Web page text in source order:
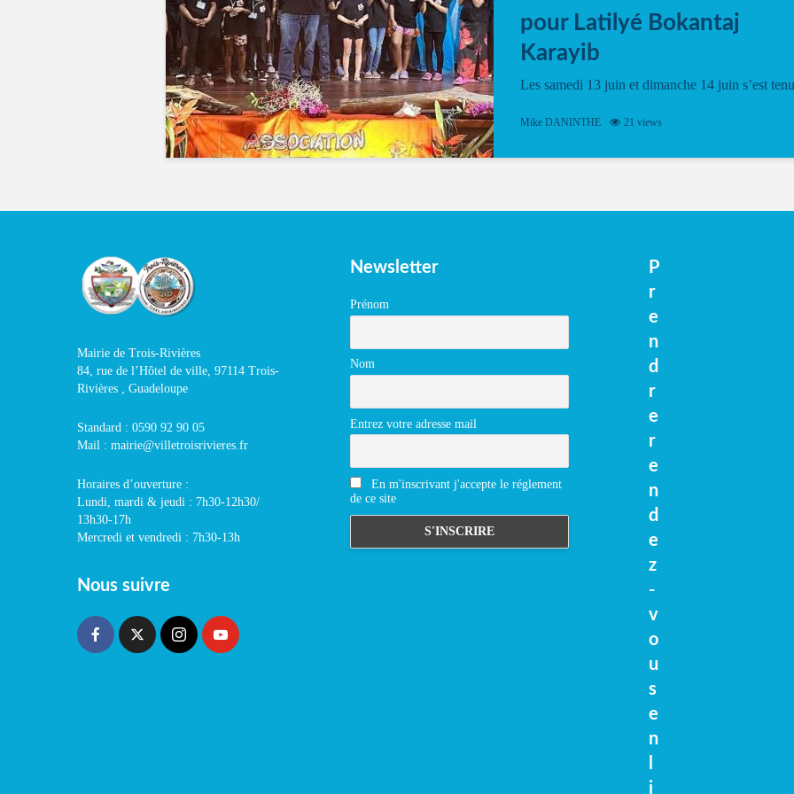
pour Latilyé Bokantaj
Karayib
Les samedi 13 juin et dimanche 14 juin s’est tenu
vibrant à Pierrot Narouman, organisé par
spectacle de fin d’année, présenté à la salle...
Mike DANINTHE 21 views
Mairie de Trois-Rivières
84, rue de l’Hôtel de ville, 97114 Trois-
Rivières , Guadeloupe
Standard : 0590 92 90 05
Mail : mairie@villetroisrivieres.fr
Horaires d’ouverture :
Lundi, mardi & jeudi : 7h30-12h30/
13h30-17h
Mercredi et vendredi : 7h30-13h
Nous suivre
Newsletter
Prénom
Nom
Entrez votre adresse mail
En m'inscrivant j'accepte le réglement
de ce site
P
r
e
n
d
r
e
r
e
n
d
e
z
-
v
o
u
s
e
n
i